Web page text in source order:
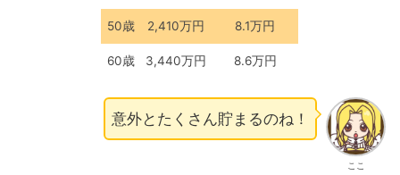
50歳 2,410万円 8.1万円
60歳 3,440万円 8.6万円
ここ
意外とたくさん貯まるのね！